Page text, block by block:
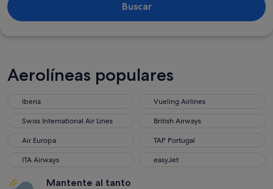
Buscar
Aerolíneas populares
Iberia
Vueling Airlines
Swiss International Air Lines
British Airways
Air Europa
TAP Portugal
ITA Airways
easyJet
Mantente al tanto